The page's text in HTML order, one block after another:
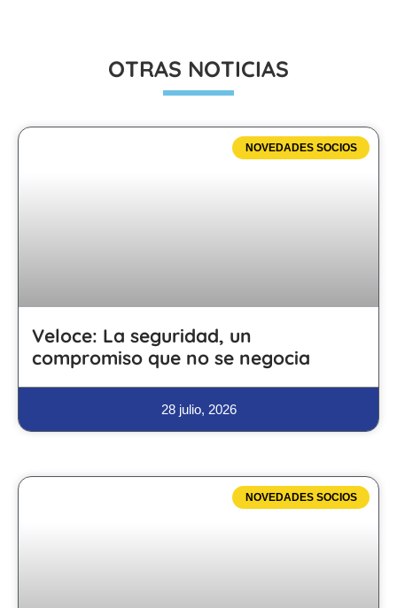
OTRAS NOTICIAS
NOVEDADES SOCIOS
Veloce: La seguridad, un
compromiso que no se negocia
28 julio, 2026
NOVEDADES SOCIOS